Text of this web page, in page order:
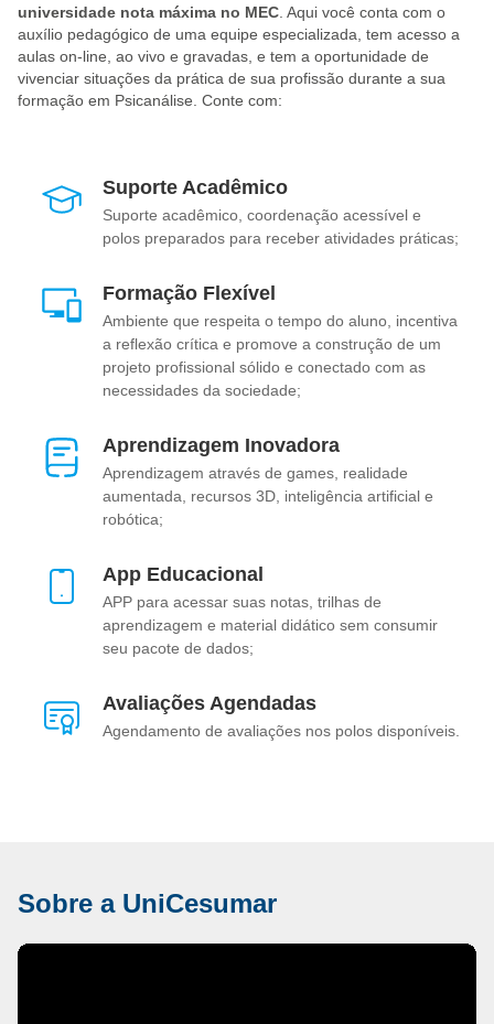
universidade nota máxima no MEC . Aqui você conta com o
auxílio pedagógico de uma equipe especializada, tem acesso a
aulas on-line, ao vivo e gravadas, e tem a oportunidade de
vivenciar situações da prática de sua profissão durante a sua
formação em Psicanálise. Conte com:
Suporte Acadêmico
Suporte acadêmico, coordenação acessível e
polos preparados para receber atividades práticas;
Formação Flexível
Ambiente que respeita o tempo do aluno, incentiva
a reflexão crítica e promove a construção de um
projeto profissional sólido e conectado com as
necessidades da sociedade;
Aprendizagem Inovadora
Aprendizagem através de games, realidade
aumentada, recursos 3D, inteligência artificial e
robótica;
App Educacional
APP para acessar suas notas, trilhas de
aprendizagem e material didático sem consumir
seu pacote de dados;
Avaliações Agendadas
Agendamento de avaliações nos polos disponíveis.
Sobre a UniCesumar